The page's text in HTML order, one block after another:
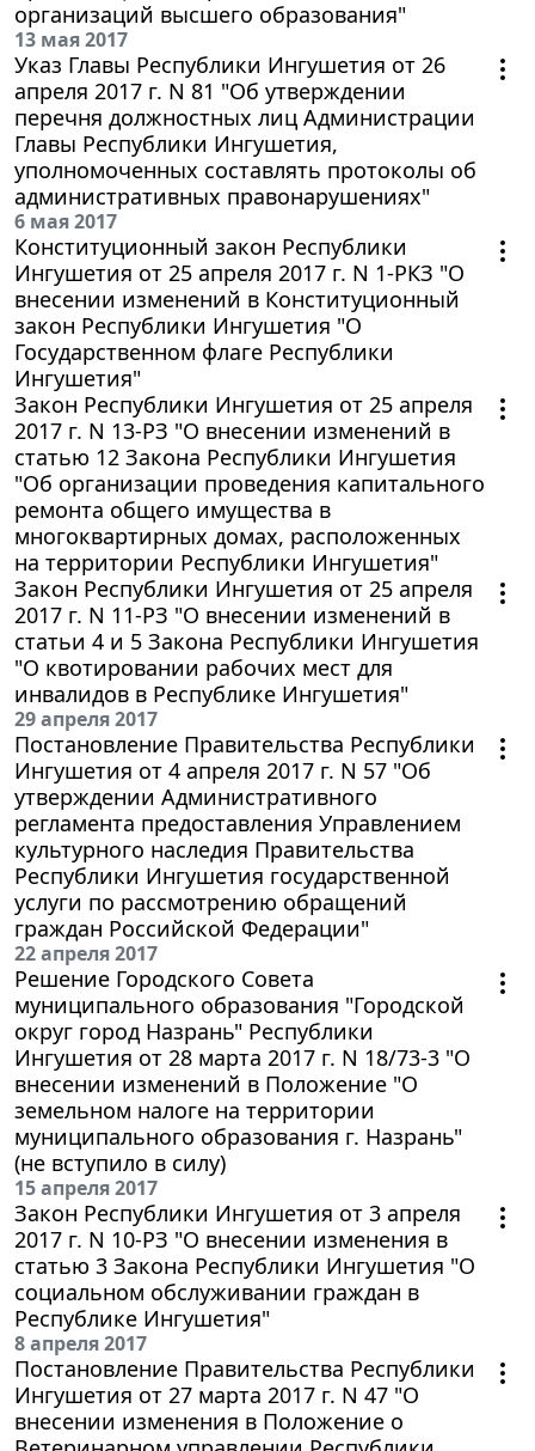
организаций высшего образования"
13 мая 2017
Указ Главы Республики Ингушетия от 26
апреля 2017 г. N 81 "Об утверждении
перечня должностных лиц Администрации
Главы Республики Ингушетия,
уполномоченных составлять протоколы об
административных правонарушениях"
6 мая 2017
Конституционный закон Республики
Ингушетия от 25 апреля 2017 г. N 1-РКЗ "О
внесении изменений в Конституционный
закон Республики Ингушетия "О
Государственном флаге Республики
Ингушетия"
Закон Республики Ингушетия от 25 апреля
2017 г. N 13-РЗ "О внесении изменений в
статью 12 Закона Республики Ингушетия
"Об организации проведения капитального
ремонта общего имущества в
многоквартирных домах, расположенных
на территории Республики Ингушетия"
Закон Республики Ингушетия от 25 апреля
2017 г. N 11-РЗ "О внесении изменений в
статьи 4 и 5 Закона Республики Ингушетия
"О квотировании рабочих мест для
инвалидов в Республике Ингушетия"
29 апреля 2017
Постановление Правительства Республики
Ингушетия от 4 апреля 2017 г. N 57 "Об
утверждении Административного
регламента предоставления Управлением
культурного наследия Правительства
Республики Ингушетия государственной
услуги по рассмотрению обращений
граждан Российской Федерации"
22 апреля 2017
Решение Городского Совета
муниципального образования "Городской
округ город Назрань" Республики
Ингушетия от 28 марта 2017 г. N 18/73-3 "О
внесении изменений в Положение "О
земельном налоге на территории
муниципального образования г. Назрань"
(не вступило в силу)
15 апреля 2017
Закон Республики Ингушетия от 3 апреля
2017 г. N 10-РЗ "О внесении изменения в
статью 3 Закона Республики Ингушетия "О
социальном обслуживании граждан в
Республике Ингушетия"
8 апреля 2017
Постановление Правительства Республики
Ингушетия от 27 марта 2017 г. N 47 "О
внесении изменения в Положение о